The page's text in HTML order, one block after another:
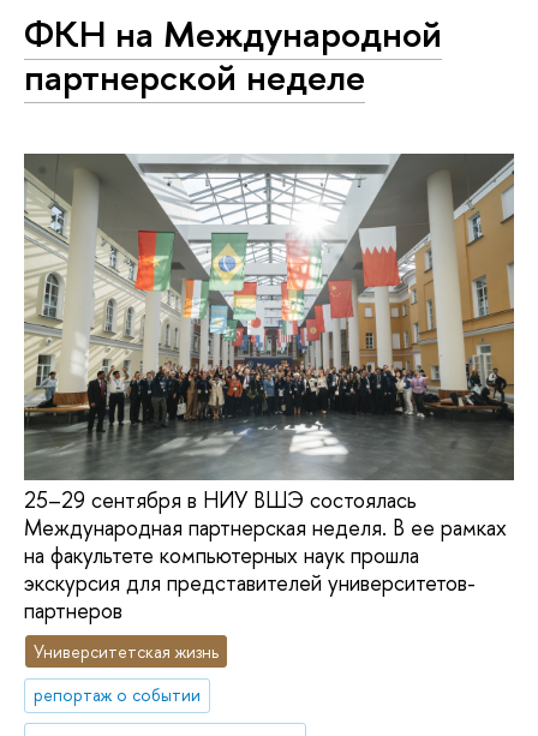
ФКН на Международной
партнерской неделе
25–29 сентября в НИУ ВШЭ состоялась
Международная партнерская неделя. В ее рамках
на факультете компьютерных наук прошла
экскурсия для представителей университетов-
партнеров
Университетская жизнь
репортаж о событии